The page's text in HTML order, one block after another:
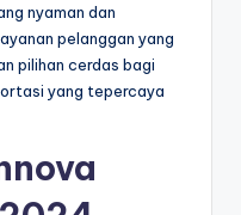
nyaman dan
pelanggan yang
pilihan cerdas bagi
yang tepercaya